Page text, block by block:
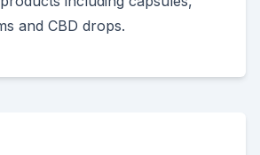
and CBD drops.